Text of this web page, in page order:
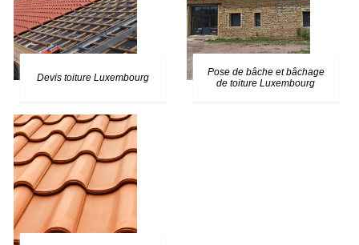
Devis toiture Luxembourg
Pose de bâche et bâchage
de toiture Luxembourg